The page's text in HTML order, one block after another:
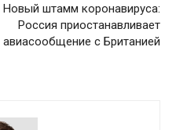
Новый штамм коронавируса:
Россия приостанавливает
авиасообщение с Британией